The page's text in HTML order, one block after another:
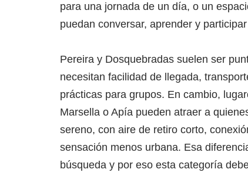
para una jornada de un día, o un
puedan conversar, aprender y
Pereira y Dosquebradas suelen ser
necesitan facilidad de llegada,
prácticas para grupos. En cambio,
Marsella o Apía pueden atraer a
sereno, con aire de retiro corto,
sensación menos urbana. Esa
búsqueda y por eso esta categoría